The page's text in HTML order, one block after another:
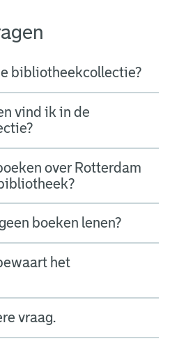
bibliotheekcollectie?
vind ik in de
over Rotterdam
boeken lenen?
het
vraag.